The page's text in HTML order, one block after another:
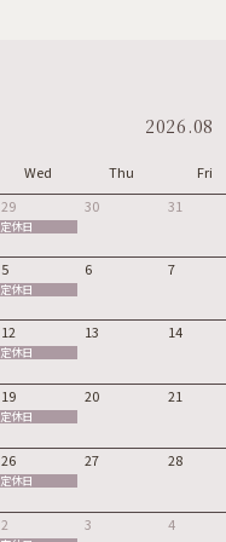
2026.08
Wed Thu Fri
29
定休日
30 31
5
定休日
6 7
12
定休日
13 14
19
定休日
20 21
26
定休日
27 28
2 3 4